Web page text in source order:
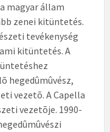
magyar állam
zenei kitüntetés.
tevékenység
kitüntetés. A
hegedûmûvész,
vezetõ. A Capella
vezetõje. 1990-